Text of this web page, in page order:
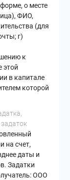
о месте
ФИО,
(для
г)
к
этой
в капитале
которой
на счет,
даты и
Задатки
ООО